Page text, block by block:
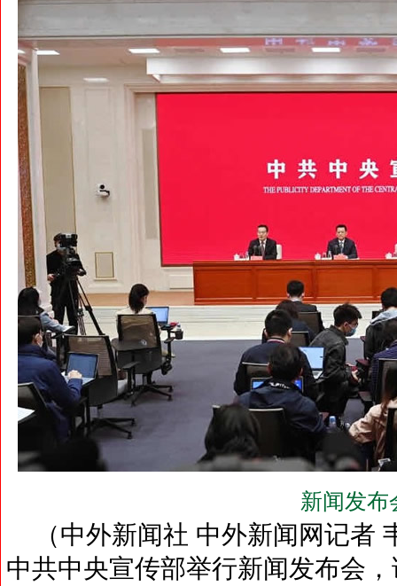
新闻发布
（中外新闻社 中外新闻网记者
中共中央宣传部举行新闻发布会